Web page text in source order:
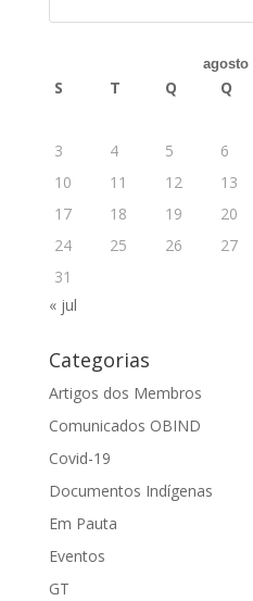
agosto
S T Q Q
3
4 5 6
10
11 12 13
17
18 19 20
24
25 26 27
31
« jul
Categorias
Artigos dos Membros
Comunicados OBIND
Covid-19
Documentos Indígenas
Em Pauta
Eventos
GT